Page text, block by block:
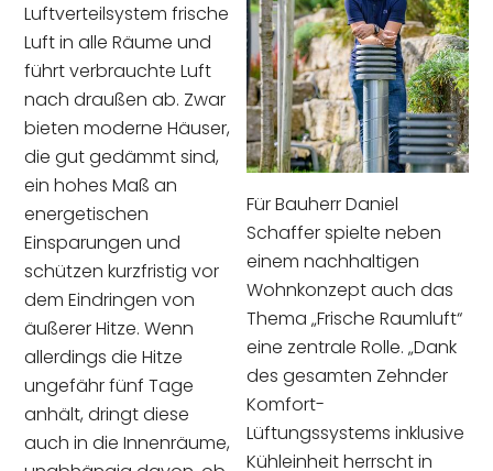
Für Bauherr Daniel
Schaffer spielte neben
einem nachhaltigen
Wohnkonzept auch das
Thema „Frische Raumluft“
eine zentrale Rolle. „Dank
des gesamten Zehnder
Komfort-
Lüftungssystems inklusive
Kühleinheit herrscht in
Luftverteilsystem frische
Luft in alle Räume und
führt verbrauchte Luft
nach draußen ab. Zwar
bieten moderne Häuser,
die gut gedämmt sind,
ein hohes Maß an
energetischen
Einsparungen und
schützen kurzfristig vor
dem Eindringen von
äußerer Hitze. Wenn
allerdings die Hitze
ungefähr fünf Tage
anhält, dringt diese
auch in die Innenräume,